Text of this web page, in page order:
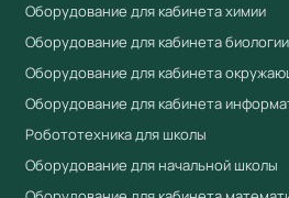
Оборудование для кабинета химии
Оборудование для кабинета биологии
Оборудование для кабинета
Оборудование для кабинета
Робототехника для школы
Оборудование для начальной школы